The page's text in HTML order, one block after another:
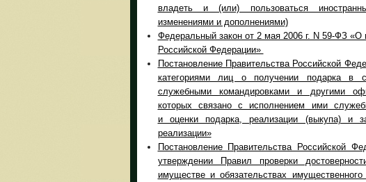
владеть и (или) пользоваться
изменениями и дополнениями)
Федеральный закон от 2 мая 2006 г. N 59-ФЗ
Российской Федерации»
Постановление Правительства Российской
категориями лиц о получении подарка в
служебными командировками и другими
которых связано с исполнением ими
и оценки подарка, реализации (выкупа) и
реализации»
Постановление Правительства Российской
утверждении Правил проверки
имуществе и обязательствах